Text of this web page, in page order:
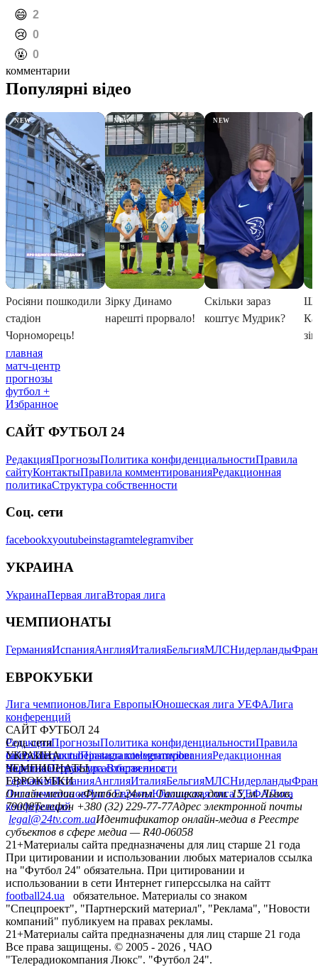
️😄 2
️😢 0
️🤬 0
комментарии
главная
матч-центр
прогнозы
футбол +
Избранное
САЙТ ФУТБОЛ 24
РедакцияПрогнозыПолитика конфиденциальностиПравила
сайтуКонтактыПравила комментированияРедакционная
политикаСтруктура собственности
Соц. сети
facebookxyoutubeinstagramtelegramviber
УКРАИНА
УкраинаПервая лигаВторая лига
ЧЕМПИОНАТЫ
ГерманияИспанияАнглияИталияБельгияМЛСНидерланды
ЕВРОКУБКИ
Лига чемпионовЛига ЕвропыЮношеская лига УЕФАЛига
конференций
САЙТ ФУТБОЛ 24
РедакцияПрогнозыПолитика конфиденциальностиПравила
сайтуКонтактыПравила комментированияРедакционная
политикаСтруктура собственности
Соц. сети
facebookxyoutubeinstagramtelegramviber
УКРАИНА
УкраинаПервая лигаВторая лига
ЧЕМПИОНАТЫ
ГерманияИспанияАнглияИталияБельгияМЛСНидерланды
ЕВРОКУБКИ
Лига чемпионовЛига ЕвропыЮношеская лига УЕФАЛига
конференций
Онлайн-медиа «Футбол 24»пл. Галицкая, дом. 15, м. Львов,
79008Телефон +380 (32) 229-77-77Адрес электронной почты
legal@24tv.com.uaИдентификатор онлайн-медиа в Реестре
субъектов в сфере медиа — R40-06058
21+Материалы сайта предназначены для лиц старше 21 года
При цитировании и использовании любых материалов ссылка
на "Футбол 24" обязательна. При цитировании и
использовании в сети Интернет гиперссылка на сайтт
football24.ua
обязательное. Материалы со знаком
"Спецпроект", "Партнерский материал", "Реклама", "Новости
компаний" публикуем на правах рекламы.
21+Материалы сайта предназначены для лиц старше 21 года
Все права защищены. © 2005 - 2026 , ЧАО
"Телерадиокомпания Люкс". "Футбол 24".